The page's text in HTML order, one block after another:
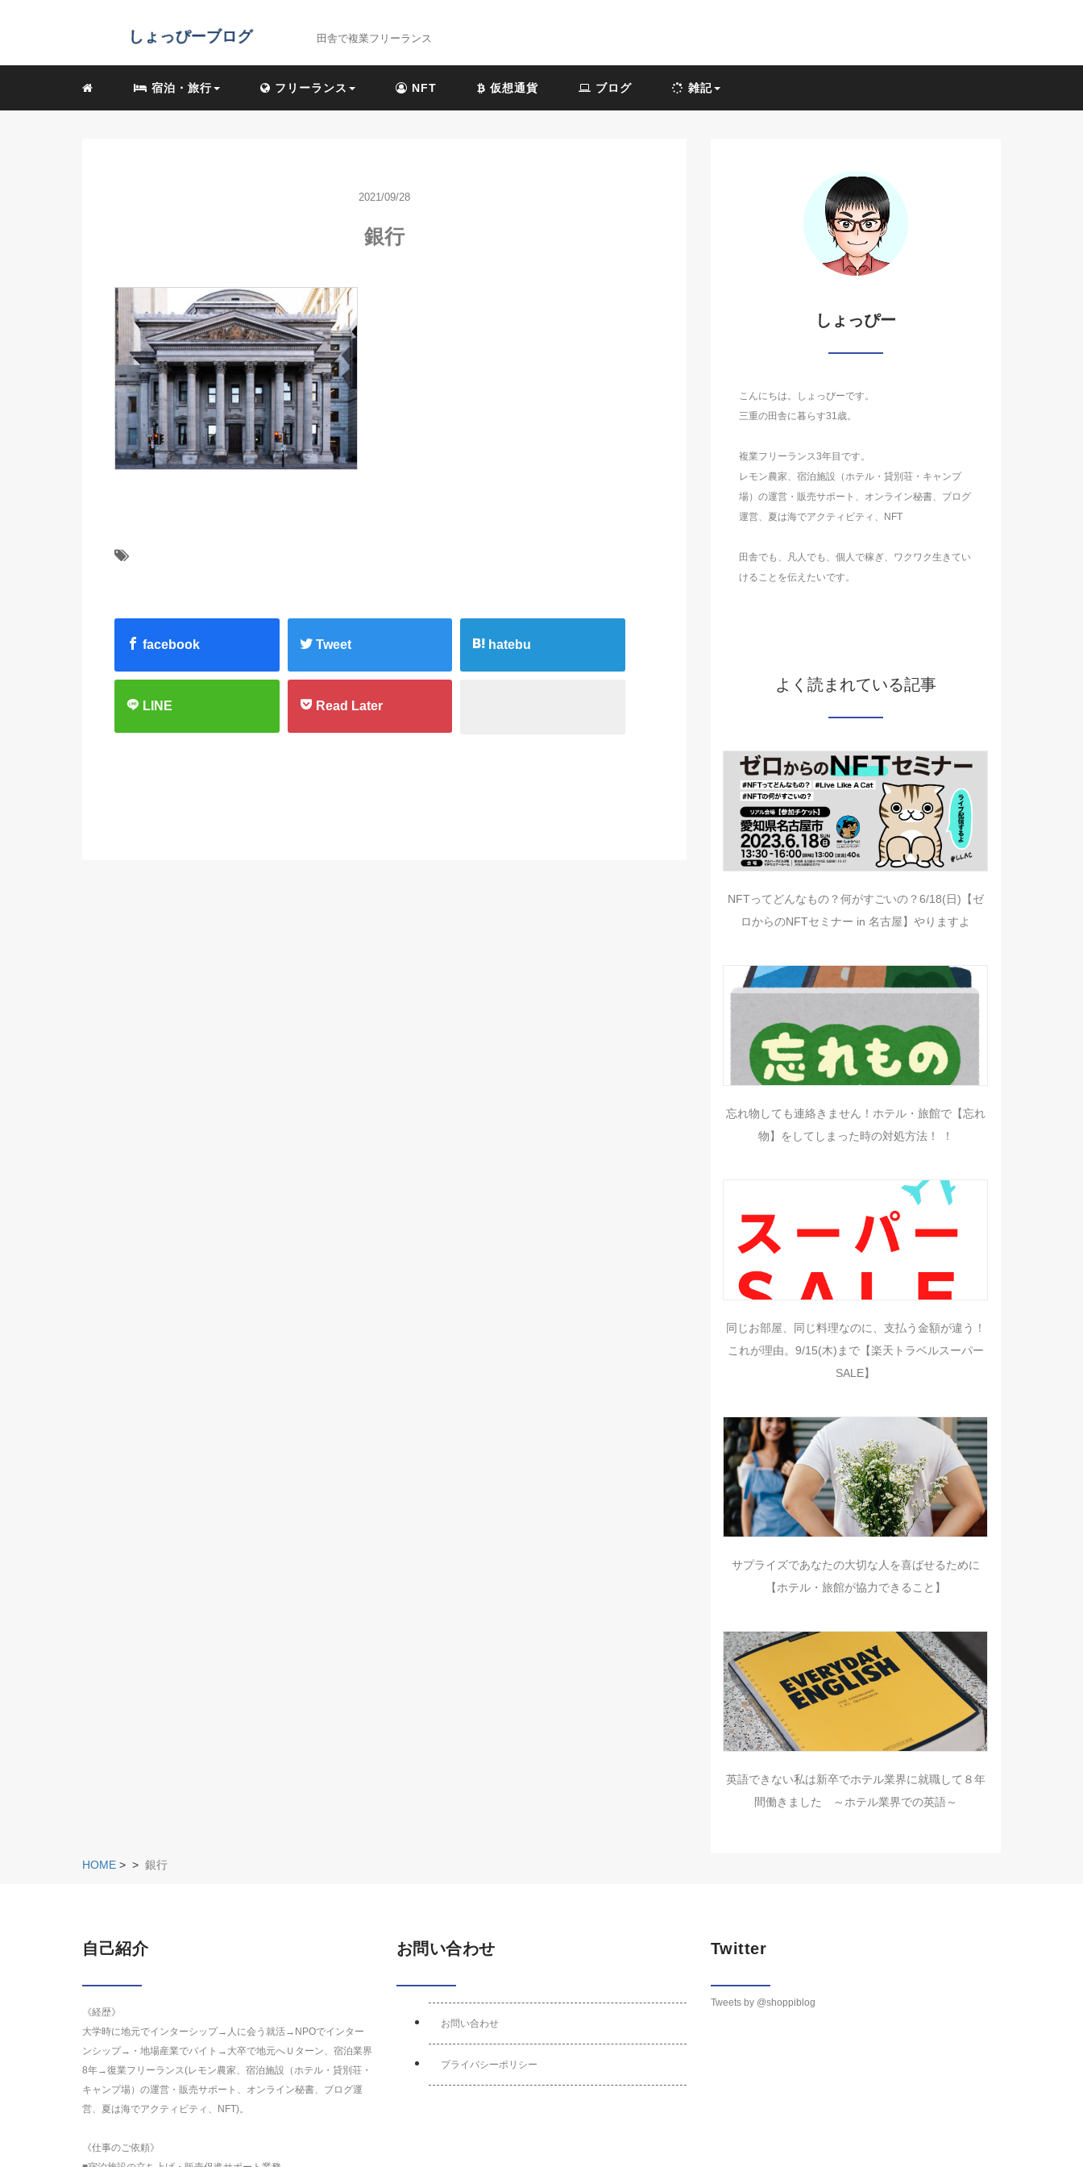
田舎で複業フリーランス
宿泊・旅行 フリーランス NFT 仮想通貨 ブログ 雑記
2021/09/28
銀行
facebook Tweet hatebu
LINE Read Later
しょっぴー
こんにちは。しょっぴーです。
三重の田舎に暮らす31歳。
複業フリーランス3年目です。
レモン農家、宿泊施設（ホテル・貸別荘・キャンプ
場）の運営・販売サポート、オンライン秘書、ブログ
運営、夏は海でアクティビティ、NFT
田舎でも、凡人でも、個人で稼ぎ、ワクワク生きてい
けることを伝えたいです。
よく読まれている記事
NFTってどんなもの？何がすごいの？6/18(日)【ゼ
ロからのNFTセミナー in 名古屋】やりますよ
忘れ物しても連絡きません！ホテル・旅館で【忘れ
物】をしてしまった時の対処方法！ ！
同じお部屋、同じ料理なのに、支払う金額が違う！
これが理由。9/15(木)まで【楽天トラベルスーパー
SALE】
サプライズであなたの大切な人を喜ばせるために
【ホテル・旅館が協力できること】
英語できない私は新卒でホテル業界に就職して８年
間働きました ～ホテル業界での英語～
HOME > > 銀行
自己紹介
《経歴》
大学時に地元でインターシップ→人に会う就活→NPOでインター
ンシップ→・地場産業でバイト→大卒で地元へＵターン、宿泊業界
8年→復業フリーランス(レモン農家、宿泊施設（ホテル・貸別荘・
キャンプ場）の運営・販売サポート、オンライン秘書、ブログ運
営、夏は海でアクティビティ、NFT)。
《仕事のご依頼》
お問い合わせ
お問い合わせ
プライバシーポリシー
Twitter
Tweets by @shoppiblog